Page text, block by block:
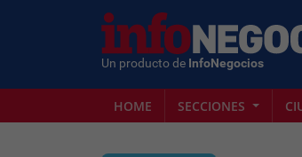
Un producto de InfoNegocios
HOME SECCIONES